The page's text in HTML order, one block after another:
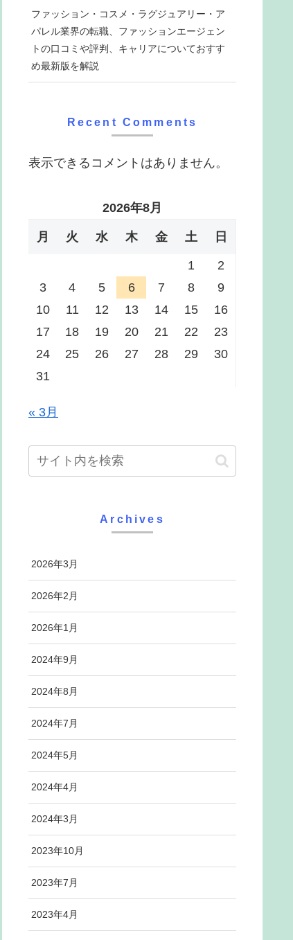
ファッション・コスメ・ラグジュアリー・ア
パレル業界の転職、ファッションエージェン
トの口コミや評判、キャリアについておすす
め最新版を解説
Recent Comments
表示できるコメントはありません。
2026年8月
月 火 水 木 金 土 日
1
2
3
4 5 6 7 8
9
10
11 12 13 14 15
16
17
18 19 20 21 22
23
24
25 26 27 28 29
30
31
« 3月
Archives
2026年3月
2026年2月
2026年1月
2024年9月
2024年8月
2024年7月
2024年5月
2024年4月
2024年3月
2023年10月
2023年7月
2023年4月